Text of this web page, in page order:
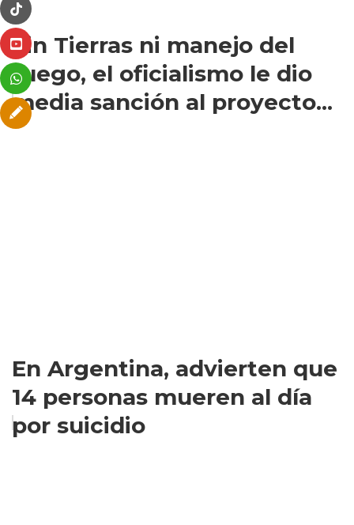
Sin Tierras ni manejo del
fuego, el oficialismo le dio
media sanción al proyecto...
En Argentina, advierten que
14 personas mueren al día
por suicidio